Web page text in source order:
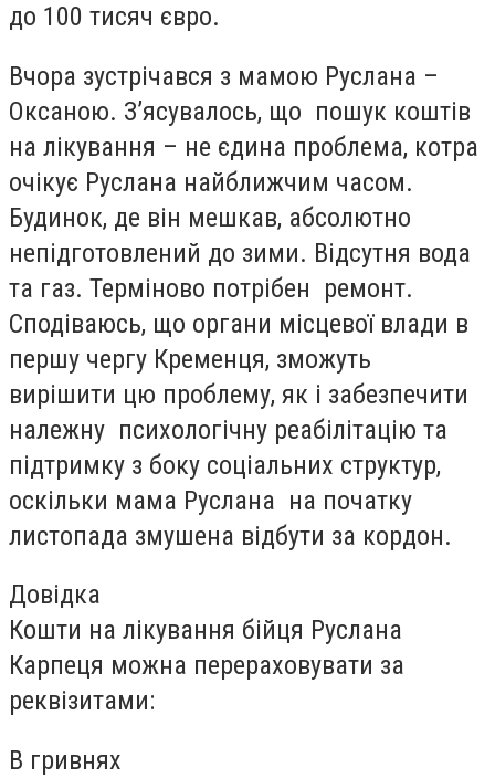
до 100 тисяч євро.
Вчора зустрічався з мамою Руслана –
Оксаною. З’ясувалось, що пошук коштів
на лікування – не єдина проблема, котра
очікує Руслана найближчим часом.
Будинок, де він мешкав, абсолютно
непідготовлений до зими. Відсутня вода
та газ. Терміново потрібен ремонт.
Сподіваюсь, що органи місцевої влади в
першу чергу Кременця, зможуть
вирішити цю проблему, як і забезпечити
належну психологічну реабілітацію та
підтримку з боку соціальних структур,
оскільки мама Руслана на початку
листопада змушена відбути за кордон.
Довідка
Кошти на лікування бійця Руслана
Карпеця можна перераховувати за
реквізитами:
В гривнях